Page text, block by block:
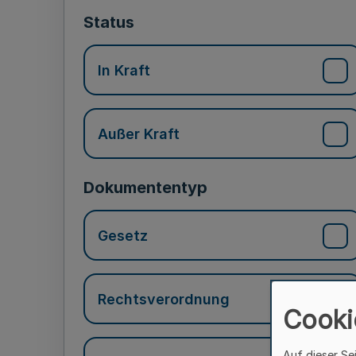
Status
In Kraft
Außer Kraft
Dokumententyp
Gesetz
Rechtsverordnung